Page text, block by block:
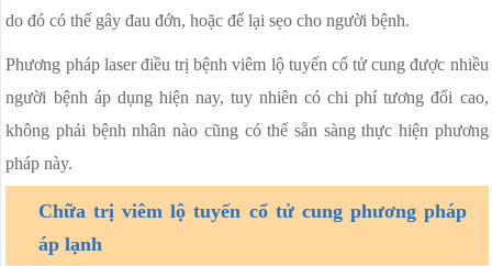
do đó có thể gây đau đớn, hoặc để lại sẹo cho người bệnh.
Phương pháp laser điều trị bệnh viêm lộ tuyến cổ tử cung được nhiều
người bệnh áp dụng hiện nay, tuy nhiên có chi phí tương đối cao,
không phải bệnh nhân nào cũng có thể sẵn sàng thực hiện phương
pháp này.
Chữa trị viêm lộ tuyến cổ tử cung phương pháp
áp lạnh